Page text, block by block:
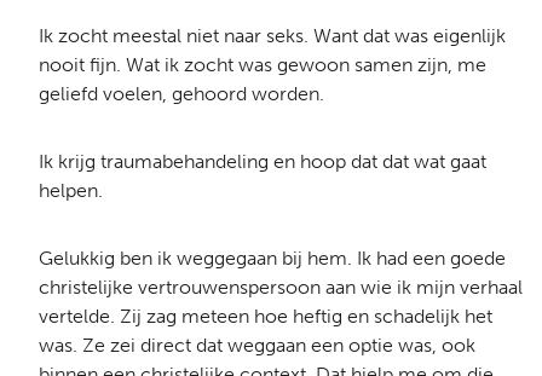
Ik zocht meestal niet naar seks. Want dat was eigenlijk
nooit fijn. Wat ik zocht was gewoon samen zijn, me
geliefd voelen, gehoord worden.
Ik krijg traumabehandeling en hoop dat dat wat gaat
helpen.
Gelukkig ben ik weggegaan bij hem. Ik had een goede
christelijke vertrouwenspersoon aan wie ik mijn verhaal
vertelde. Zij zag meteen hoe heftig en schadelijk het
was. Ze zei direct dat weggaan een optie was, ook